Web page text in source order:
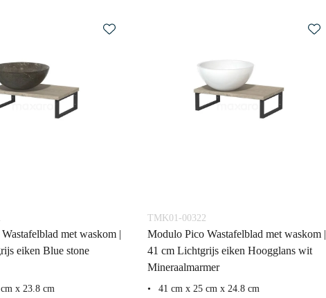
met waskom |
eiken Blue stone
x 23.8 cm
TMK01-00322
Modulo Pico Wastafelblad met waskom |
41 cm Lichtgrijs eiken Hoogglans wit
Mineraalmarmer
41 cm x 25 cm x 24.8 cm